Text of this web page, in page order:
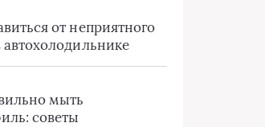
от неприятного
автохолодильнике
мыть
советы